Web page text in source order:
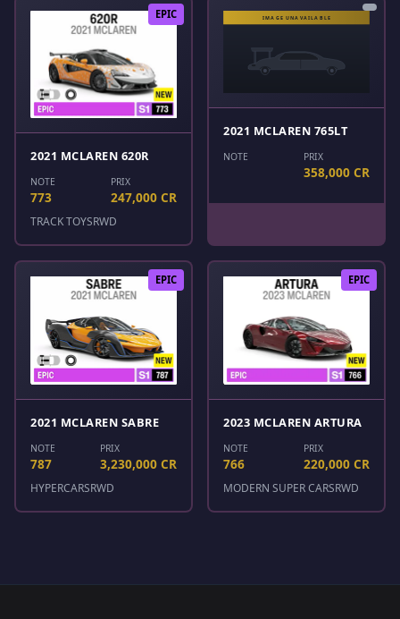
EPIC
2021 MCLAREN 620R
NOTE
773
PRIX
247,000 CR
TRACK TOYSRWD
2021 MCLAREN 765LT
NOTE PRIX
358,000 CR
EPIC
2021 MCLAREN SABRE
NOTE
787
PRIX
3,230,000 CR
HYPERCARSRWD
EPIC
2023 MCLAREN ARTURA
NOTE
766
PRIX
220,000 CR
MODERN SUPER CARSRWD